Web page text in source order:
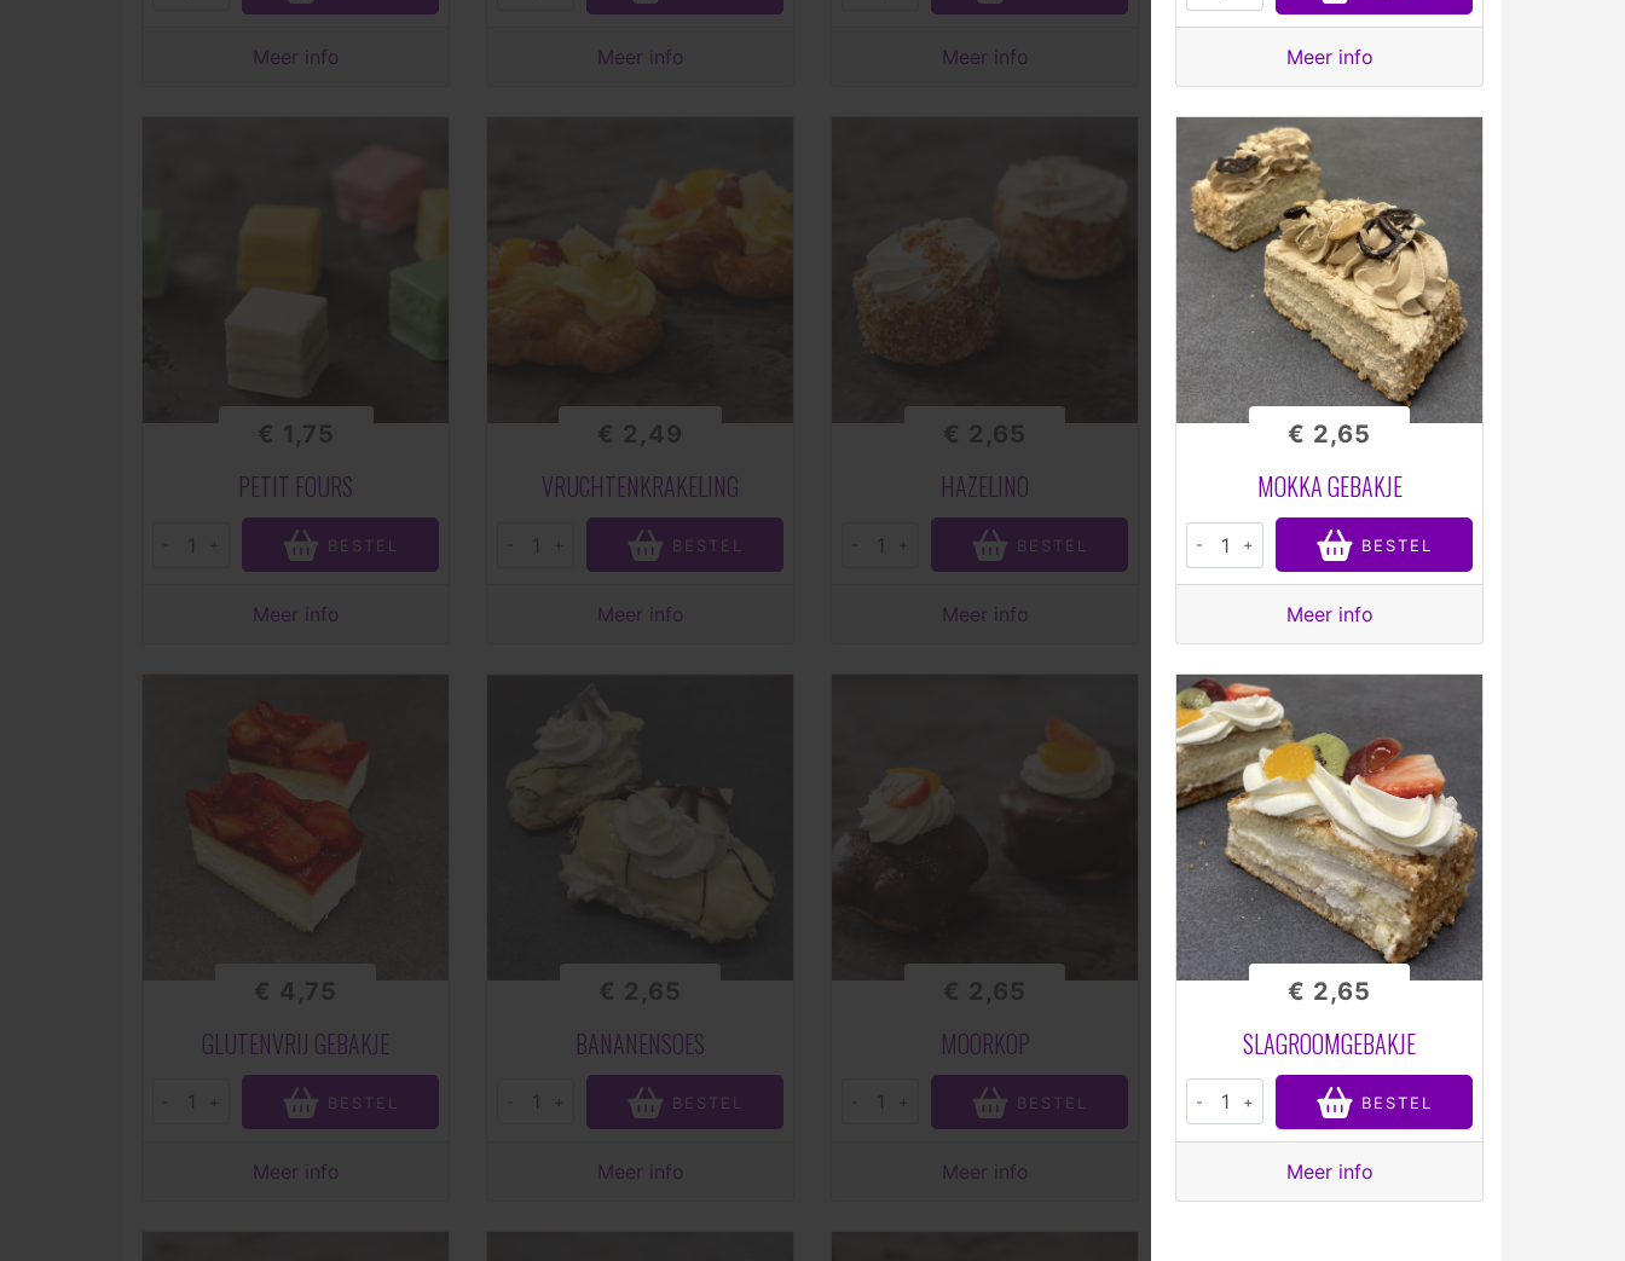
Meer info Meer info Meer info Meer info
PETIT FOURS
€ 1,75
+ BESTEL
Meer info
VRUCHTENKRAKELING
€ 2,49
+ BESTEL
Meer info
HAZELINO
€ 2,65
+ BESTEL
Meer info
MOKKA GEBAKJE
€ 2,65
- + BESTEL
Meer info
GLUTENVRIJ GEBAKJE
€ 4,75
+ BESTEL
Meer info
BANANENSOES
€ 2,65
+ BESTEL
Meer info
MOORKOP
€ 2,65
+ BESTEL
Meer info
SLAGROOMGEBAKJE
€ 2,65
- + BESTEL
Meer info